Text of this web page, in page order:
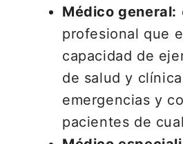
Médico general:
profesional que
capacidad de
de salud y
emergencias y
pacientes de